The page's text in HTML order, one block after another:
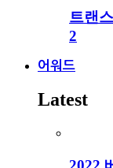
트랜
2
어워드
Latest